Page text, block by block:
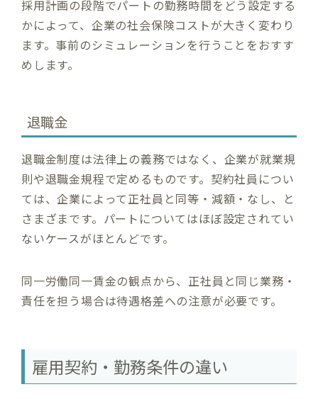
採用計画の段階でパートの勤務時間をどう設定する
かによって、企業の社会保険コストが大きく変わり
ます。事前のシミュレーションを行うことをおすす
めします。
退職金
退職金制度は法律上の義務ではなく、企業が就業規
則や退職金規程で定めるものです。契約社員につい
ては、企業によって正社員と同等・減額・なし、と
さまざまです。パートについてはほぼ設定されてい
ないケースがほとんどです。
同一労働同一賃金の観点から、正社員と同じ業務・
責任を担う場合は待遇格差への注意が必要です。
雇用契約・勤務条件の違い